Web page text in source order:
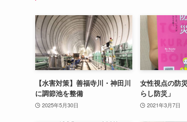
【水害対策】善福寺川・神田川
に調節池を整備
2025年5月30日
女性視点の防
らし防災」
2021年3月7日